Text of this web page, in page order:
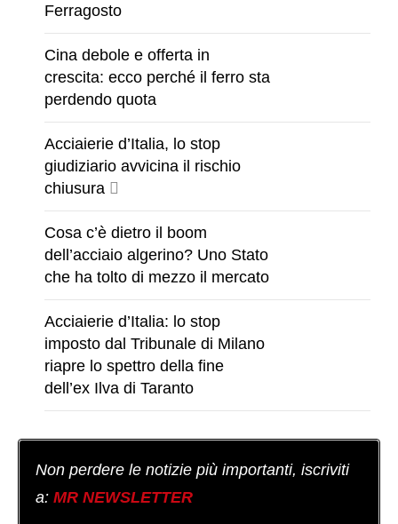
Ferragosto
Cina debole e offerta in
crescita: ecco perché il ferro sta
perdendo quota
Acciaierie d’Italia, lo stop
giudiziario avvicina il rischio
chiusura
Cosa c’è dietro il boom
dell’acciaio algerino? Uno Stato
che ha tolto di mezzo il mercato
Acciaierie d’Italia: lo stop
imposto dal Tribunale di Milano
riapre lo spettro della fine
dell’ex Ilva di Taranto
Non perdere le notizie più importanti, iscriviti
a: MR NEWSLETTER